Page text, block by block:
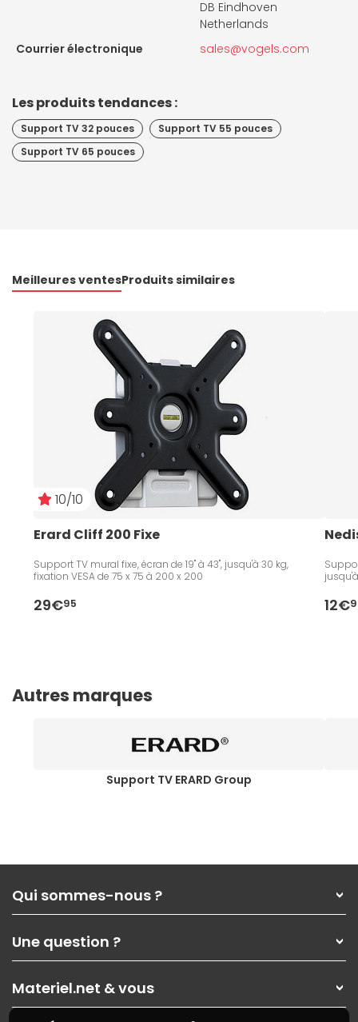
DB Eindhoven
Netherlands
Courrier électronique
sales@vogels.com
Les produits tendances :
Support TV 32 pouces
Support TV 55 pouces
Support TV 65 pouces
Meilleures ventesProduits similaires
10/10
Erard Cliff 200 Fixe
Support TV mural fixe, écran de 19" à 43", jusqu'à 30 kg,
fixation VESA de 75 x 75 à 200 x 200
29€95 12€
Autres marques
Support TV ERARD Group
Qui sommes-nous ?
Nos services
Les magasins Materiel.net
Nos solutions pour les pros
Contactez-nous
Une question ?
Paiement, livraison
Garanties,Pack Zen
Materiel.net & vous